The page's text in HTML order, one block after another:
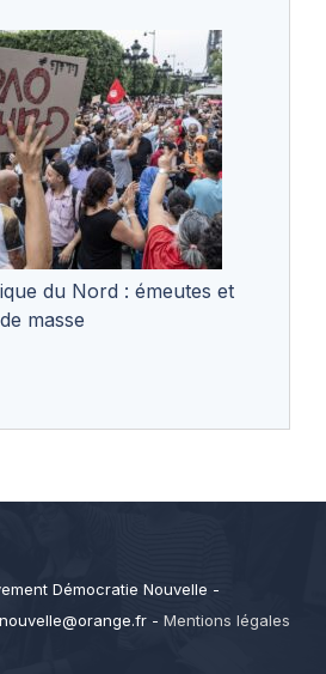
du Nord : émeutes et
masse
Démocratie Nouvelle -
- Mentions légales